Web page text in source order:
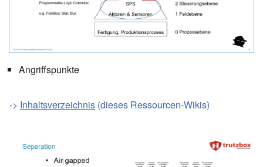
Angriffspunkte
-> Inhaltsverzeichnis (dieses Ressourcen-Wikis)